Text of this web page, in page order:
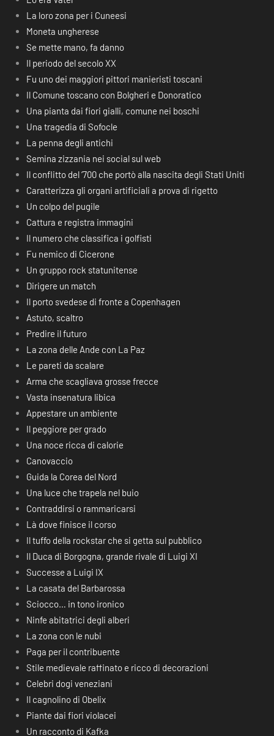
La loro zona per i Cuneesi
Moneta ungherese
Se mette mano, fa danno
Il periodo del secolo XX
Fu uno dei maggiori pittori manieristi toscani
Il Comune toscano con Bolgheri e Donoratico
Una pianta dai fiori gialli, comune nei boschi
Una tragedia di Sofocle
La penna degli antichi
Semina zizzania nei social sul web
Il conflitto del ‘700 che portò alla nascita degli Stati Uniti
Caratterizza gli organi artificiali a prova di rigetto
Un colpo del pugile
Cattura e registra immagini
Il numero che classifica i golfisti
Fu nemico di Cicerone
Un gruppo rock statunitense
Dirigere un match
Il porto svedese di fronte a Copenhagen
Astuto, scaltro
Predire il futuro
La zona delle Ande con La Paz
Le pareti da scalare
Arma che scagliava grosse frecce
Vasta insenatura libica
Appestare un ambiente
Il peggiore per grado
Una noce ricca di calorie
Canovaccio
Guida la Corea del Nord
Una luce che trapela nel buio
Contraddirsi o rammaricarsi
Là dove finisce il corso
Il tuffo della rockstar che si getta sul pubblico
Il Duca di Borgogna, grande rivale di Luigi XI
Successe a Luigi IX
La casata del Barbarossa
Sciocco… in tono ironico
Ninfe abitatrici degli alberi
La zona con le nubi
Paga per il contribuente
Stile medievale raffinato e ricco di decorazioni
Celebri dogi veneziani
Il cagnolino di Obelix
Piante dai fiori violacei
Un racconto di Kafka